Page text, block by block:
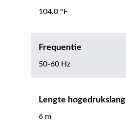
104.0 °F
Frequentie
50-60 Hz
Lengte hogedrukslang
6 m